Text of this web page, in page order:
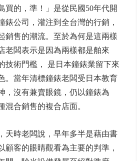
買的，準！」是從民國50年代開
錶公司，灌注到全台灣的行銷，
銷售的潮流。至於為何是這兩樣
老闆表示是因為兩樣都是舶來
技術門檻， 是日本鐘錶業留下來
。當年清標鐘錶老闆受日本教育
，沒有兼賣眼鏡，仍以鐘錶為
混合銷售的複合店面。
天時老闆說，早年多半是藉由書
顧客的眼睛觀看為主要的判準，